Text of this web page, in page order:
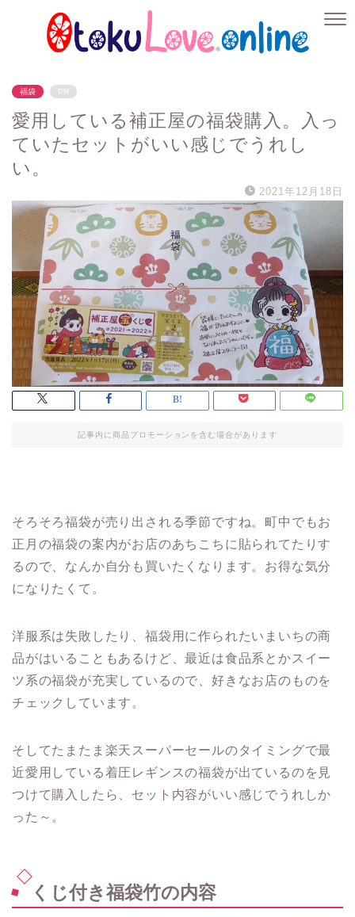
福袋 PR
愛用している補正屋の福袋購入。入っ
ていたセットがいい感じでうれし
い。
2021年12月18日
記事内に商品プロモーションを含む場合があります
そろそろ福袋が売り出される季節ですね。町中でもお
正月の福袋の案内がお店のあちこちに貼られてたりす
るので、なんか自分も買いたくなります。お得な気分
になりたくて。
洋服系は失敗したり、福袋用に作られたいまいちの商
品がはいることもあるけど、最近は食品系とかスイー
ツ系の福袋が充実しているので、好きなお店のものを
チェックしています。
そしてたまたま楽天スーパーセールのタイミングで最
近愛用している着圧レギンスの福袋が出ているのを見
つけて購入したら、セット内容がいい感じでうれしか
った～。
くじ付き福袋竹の内容